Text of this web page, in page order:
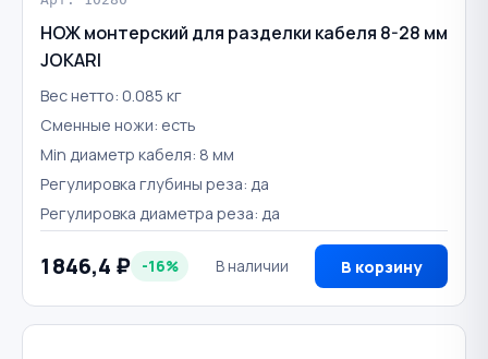
НОЖ монтерский для разделки кабеля 8-28 мм
JOKARI
Вес нетто: 0.085 кг
Сменные ножи: есть
Min диаметр кабеля: 8 мм
Регулировка глубины реза: да
Регулировка диаметра реза: да
1 846,4 ₽ -16% В наличии В корзину